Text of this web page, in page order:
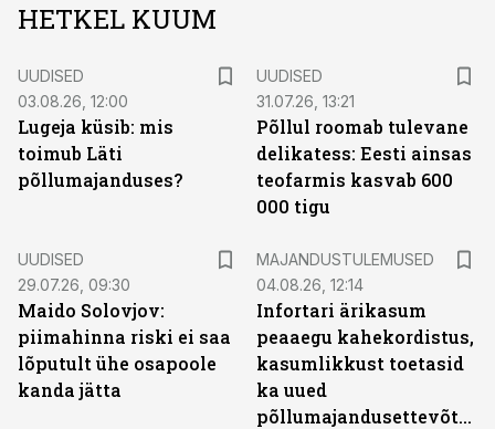
HETKEL KUUM
UUDISED
03.08.26, 12:00
Lugeja küsib: mis
toimub Läti
põllumajanduses?
UUDISED
31.07.26, 13:21
Põllul roomab tulevane
delikatess: Eesti ainsas
teofarmis kasvab 600
000 tigu
UUDISED
29.07.26, 09:30
Maido Solovjov:
piimahinna riski ei saa
lõputult ühe osapoole
kanda jätta
MAJANDUSTULEMUSED
04.08.26, 12:14
Infortari ärikasum
peaaegu kahekordistus,
kasumlikkust toetasid
ka uued
põllumajandusettevõtted